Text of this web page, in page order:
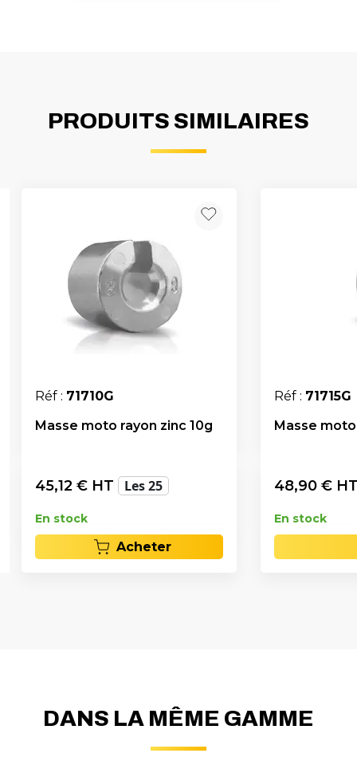
PRODUITS SIMILAIRES
Réf : 71710G
Masse moto rayon zinc 10g
45,12 € HT Les 25
En stock
Acheter
Réf : 71715G
Masse
48,90 €
En stock
DANS LA MÊME GAMME